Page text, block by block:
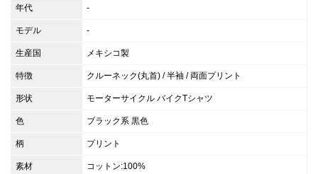
年代 -
モデル -
生産国 メキシコ製
特徴 クルーネック(丸首) / 半袖 / 両面プリント
形状 モーターサイクル バイクTシャツ
色 ブラック系 黒色
柄 プリント
素材 コットン:100%